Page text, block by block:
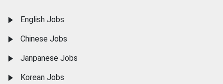
English Jobs
Chinese Jobs
Janpanese Jobs
Korean Jobs